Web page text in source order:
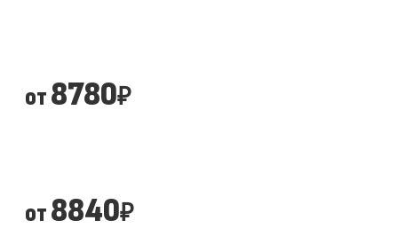
от8780₽
от8840₽